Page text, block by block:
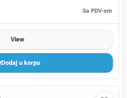
Sa PDV-om
View
Dodaj u korpu